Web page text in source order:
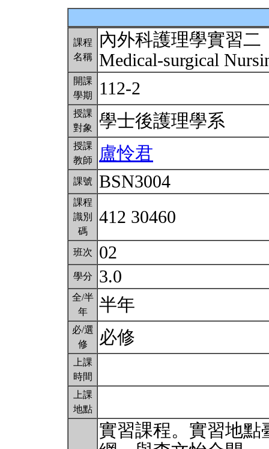
課程
名稱
內外科護理學實習二
Medical-surgical
開課
學期
112-2
授課
對象
學士後護理學系
授課
教師
盧怜君
課號 BSN3004
課程
識別
碼
412 30460
班次 02
學分 3.0
全/半
年
半年
必/選
修
必修
上課
時間
上課
地點
實習課程。實習地點